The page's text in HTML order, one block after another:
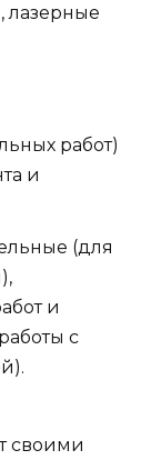
лазерные
работ)
и
(для
и
с
своими